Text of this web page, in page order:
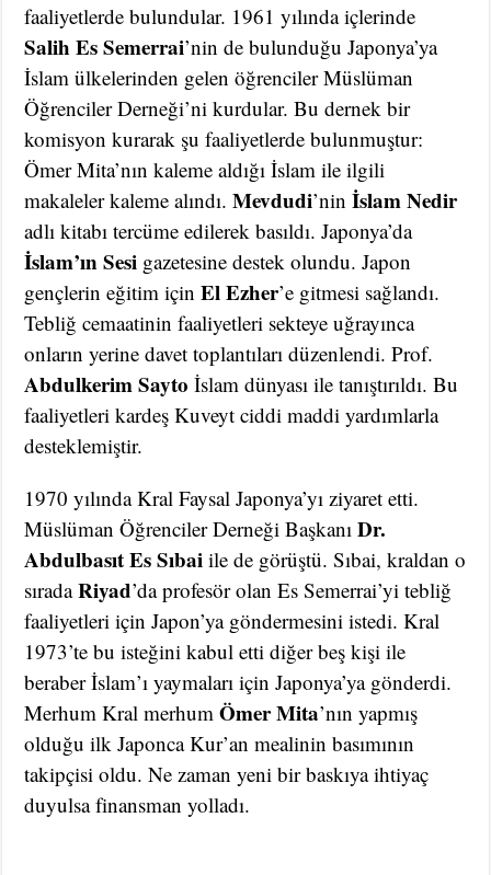
faaliyetlerde bulundular. 1961 yılında içlerinde
Salih Es Semerrai’nin de bulunduğu Japonya’ya
İslam ülkelerinden gelen öğrenciler Müslüman
Öğrenciler Derneği’ni kurdular. Bu dernek bir
komisyon kurarak şu faaliyetlerde bulunmuştur:
Ömer Mita’nın kaleme aldığı İslam ile ilgili
makaleler kaleme alındı. Mevdudi’nin İslam Nedir
adlı kitabı tercüme edilerek basıldı. Japonya’da
İslam’ın Sesi gazetesine destek olundu. Japon
gençlerin eğitim içinEl Ezher’e gitmesi sağlandı.
Tebliğ cemaatinin faaliyetleri sekteye uğrayınca
onların yerine davet toplantıları düzenlendi. Prof.
Abdulkerim Sayto İslam dünyası ile tanıştırıldı. Bu
faaliyetleri kardeş Kuveyt ciddi maddi yardımlarla
desteklemiştir.
1970 yılında Kral Faysal Japonya’yı ziyaret etti.
Müslüman Öğrenciler Derneği BaşkanıDr.
Abdulbasıt Es Sıbaiile de görüştü. Sıbai, kraldan o
sıradaRiyad’da profesör olan Es Semerrai’yi tebliğ
faaliyetleri için Japon’ya göndermesini istedi. Kral
1973’te bu isteğini kabul etti diğer beş kişi ile
beraber İslam’ı yaymaları için Japonya’ya gönderdi.
Merhum Kral merhumÖmer Mita’nın yapmış
olduğu ilk Japonca Kur’an mealinin basımının
takipçisi oldu. Ne zaman yeni bir baskıya ihtiyaç
duyulsa finansman yolladı.